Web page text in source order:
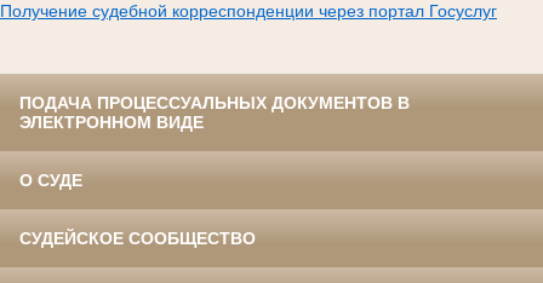
Получение судебной корреспонденции через портал Госуслуг
ПОДАЧА ПРОЦЕССУАЛЬНЫХ ДОКУМЕНТОВ В
ЭЛЕКТРОННОМ ВИДЕ
О СУДЕ
СУДЕЙСКОЕ СООБЩЕСТВО